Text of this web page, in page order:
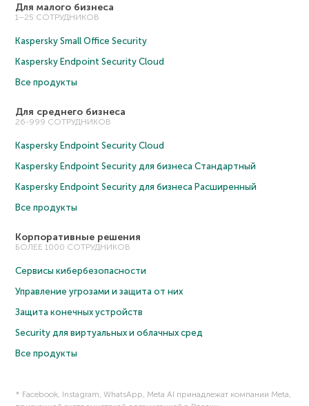
Для малого бизнеса
1–25 СОТРУДНИКОВ
Kaspersky Small Office Security
Kaspersky Endpoint Security Cloud
Все продукты
Для среднего бизнеса
26-999 СОТРУДНИКОВ
Kaspersky Endpoint Security Cloud
Kaspersky Endpoint Security для бизнеса Cтандартный
Kaspersky Endpoint Security для бизнеса Расширенный
Все продукты
Корпоративные решения
БОЛЕЕ 1000 СОТРУДНИКОВ
Сервисы кибербезопасности
Управление угрозами и защита от них
Защита конечных устройств
Security для виртуальных и облачных сред
Все продукты
* Facebook, Instagram, WhatsApp, Meta AI принадлежат компании Meta,